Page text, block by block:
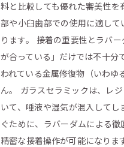
料と比較しても優れた審美性
部や小臼歯部での使用に適し
ります。 接着の重要性とラバ
が合っている」だけでは不十分
われている金属修復物（いわ
ん。 ガラスセラミックは、レ
いて、唾液や湿気が混入して
ぐために、ラバーダムによる
精密な接着操作が可能になりま